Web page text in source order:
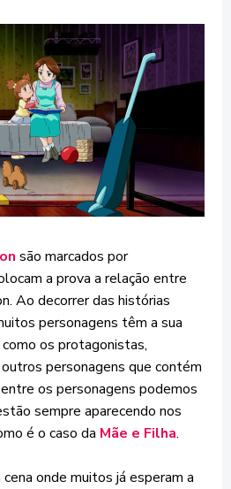
são marcados por
a prova a relação entre
Ao decorrer das histórias
personagens têm a sua
os protagonistas,
personagens que contém
os personagens podemos
sempre aparecendo nos
é o caso da Mãe e Filha.
onde muitos já esperam a